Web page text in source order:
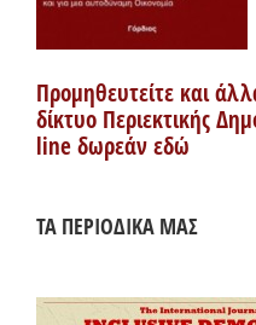
Προμηθευτείτε και
δίκτυο Περιεκτικής
line δωρεάν εδώ
ΤΑ ΠΕΡΙΟΔΙΚΑ ΜΑΣ